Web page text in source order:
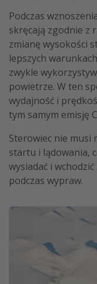
Podczas
skręcają zgodnie z
zmianę wysokości
lepszych
zwykle
powietrze. W ten
wydajność i
tym samym emisję
Sterowiec nie musi
startu i lądowania,
wysiadać i
podczas wypraw.